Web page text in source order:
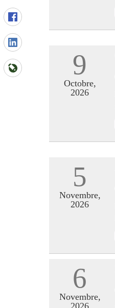
9
Octobre,
2026
5
Novembre,
2026
6
Novembre,